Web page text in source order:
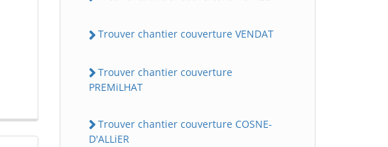
Trouver chantier couverture VENDAT
Trouver chantier couverture
PREMiLHAT
Trouver chantier couverture COSNE-
D'ALLiER